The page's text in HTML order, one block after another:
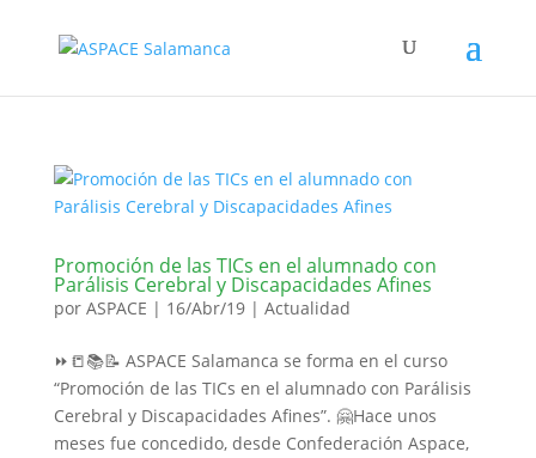
Promoción de las TICs en el alumnado con
Parálisis Cerebral y Discapacidades Afines
por ASPACE | 16/Abr/19| Actualidad
⏩📒📚📝 ASPACE Salamanca se forma en el curso
“Promoción de las TICs en el alumnado con Parálisis
Cerebral y Discapacidades Afines”. 🤗Hace unos
meses fue concedido, desde Confederación Aspace,